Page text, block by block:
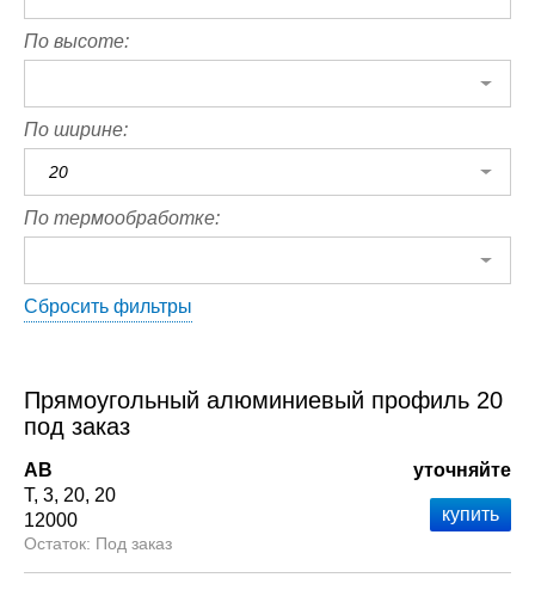
По высоте:
По ширине:
20
По термообработке:
Сбросить фильтры
Прямоугольный алюминиевый профиль 20
под заказ
АВ
Т 3 20 20
12000
Под заказ
уточняйте